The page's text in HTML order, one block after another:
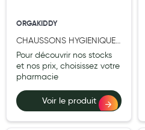
Régimes médicaux
Gemmothérapie
Confiserie
Voies respiratoires
ORGAKIDDY
CHAUSSONS HYGIENIQUES
LATEX Tailles 32/35 - Boîte
de 1
Pour découvrir nos stocks
et nos prix, choisissez votre
pharmacie
Voir le produit